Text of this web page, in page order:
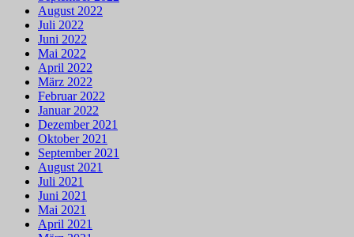
August 2022
Juli 2022
Juni 2022
Mai 2022
April 2022
März 2022
Februar 2022
Januar 2022
Dezember 2021
Oktober 2021
September 2021
August 2021
Juli 2021
Juni 2021
Mai 2021
April 2021